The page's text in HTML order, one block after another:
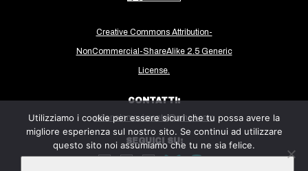
Creative Commons Attribution-
NonCommercial-ShareAlike 2.5 Generic
License.
CONTATTI:
milanoinmovimento@gmail.com
SEGUICI SU:
Utilizziamo i cookie per essere sicuri che tu possa avere la
migliore esperienza sul nostro sito. Se continui ad utilizzare
questo sito noi assumiamo che tu ne sia felice.